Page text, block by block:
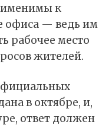
к
офиса — ведь им
рабочее место
жителей.
в октябре, и,
ответ должен